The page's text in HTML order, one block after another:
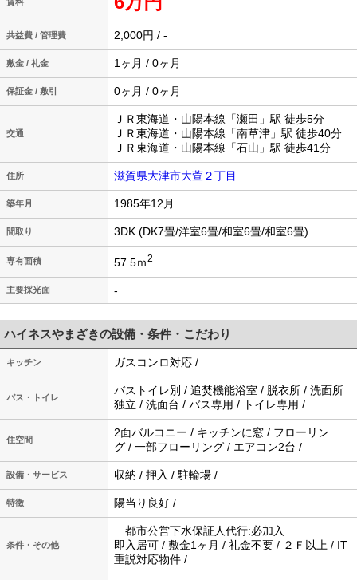
共益費 / 管理費 2,000円 / -
敷金 / 礼金 1ヶ月 / 0ヶ月
保証金 / 敷引 0ヶ月 / 0ヶ月
交通
ＪＲ東海道・山陽本線「瀬田」駅 徒歩5分
ＪＲ東海道・山陽本線「南草津」駅 徒歩40分
ＪＲ東海道・山陽本線「石山」駅 徒歩41分
住所 滋賀県大津市大萱２丁目
築年月 1985年12月
間取り 3DK (DK7畳/洋室6畳/和室6畳/和室6畳)
専有面積 57.5ｍ2
主要採光面 -
ハイネスやまざきの設備・条件・こだわり
キッチン ガスコンロ対応 /
バス・トイレ
バストイレ別 / 追焚機能浴室 / 脱衣所 / 洗面所
独立 / 洗面台 / バス専用 / トイレ専用 /
住空間
2面バルコニー / キッチンに窓 / フローリン
グ / 一部フローリング / エアコン2台 /
設備・サービス 収納 / 押入 / 駐輪場 /
特徴 陽当り良好 /
条件・その他
都市公営下水保証人代行:必加入
即入居可 / 敷金1ヶ月 / 礼金不要 / ２Ｆ以上 / IT
重説対応物件 /